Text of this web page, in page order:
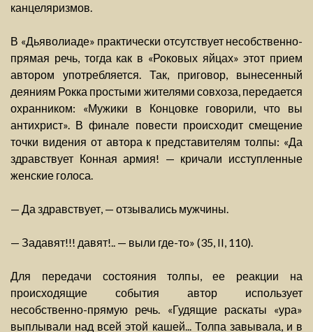
канцеляризмов.
В «Дьяволиаде» практически отсутствует несобственно-
прямая речь, тогда как в «Роковых яйцах» этот прием
автором употребляется. Так, приговор, вынесенный
деяниям Рокка простыми жителями совхоза, передается
охранником: «Мужики в Концовке говорили, что вы
антихрист». В финале повести происходит смещение
точки видения от автора к представителям толпы: «Да
здравствует Конная армия! — кричали исступленные
женские голоса.
— Да здравствует, — отзывались мужчины.
— Задавят!!! давят!.. — выли где-то» (35, II, 110).
Для передачи состояния толпы, ее реакции на
происходящие события автор использует
несобственно-прямую речь. «Гудящие раскаты «ура»
выплывали над всей этой кашей... Толпа завывала, и в